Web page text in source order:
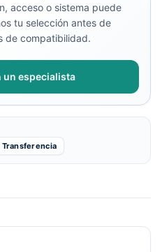
acceso o sistema puede
tu selección antes de
de compatibilidad.
un especialista
Transferencia